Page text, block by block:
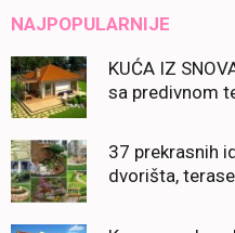
NAJPOPULARNIJE
KUĆA IZ
sa predivnom
37 prekrasnih
dvorišta,